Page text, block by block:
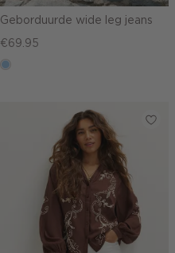
Geborduurde wide leg jeans
€69.95
blauw,